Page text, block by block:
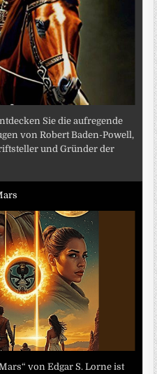
Sie die aufregende
von Robert Baden-Powell,
und Gründer der
von Edgar S. Lorne ist